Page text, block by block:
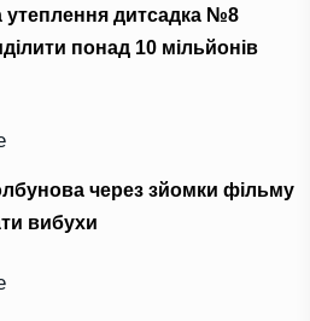
утеплення дитсадка №8
понад 10 мільйонів
через зйомки фільму
вибухи